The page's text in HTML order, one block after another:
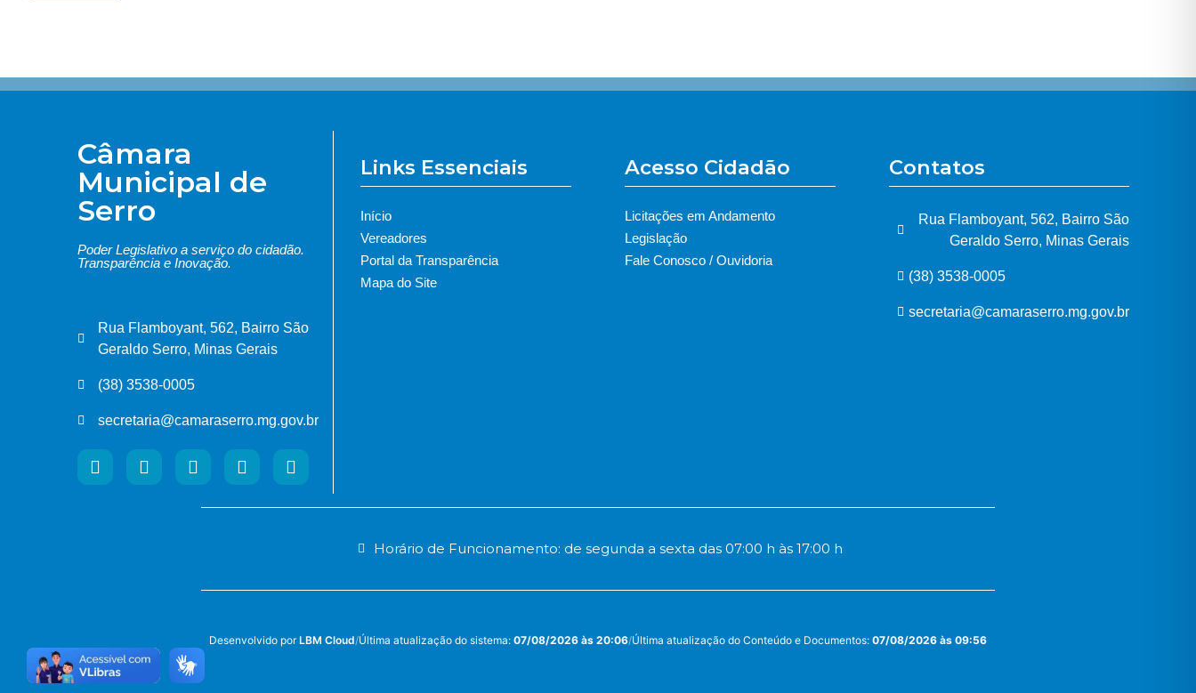
Câmara
Municipal de
Serro
Poder Legislativo a serviço do cidadão.
Transparência e Inovação.
Rua Flamboyant, 562, Bairro São
Geraldo Serro, Minas Gerais
(38) 3538-0005
secretaria@camaraserro.mg.gov.br
Links Essenciais
Início
Vereadores
Portal da Transparência
Mapa do Site
Acesso Cidadão
Licitações em Andamento
Legislação
Fale Conosco / Ouvidoria
Contatos
Rua Flamboyant, 562, Bairro São
Geraldo Serro, Minas Gerais
(38) 3538-0005
secretaria@camaraserro.mg.gov.br
Horário de Funcionamento: de segunda a sexta das 07:00 h às 17:00 h
Desenvolvido porLBM Cloud/Última atualização do sistema: 07/08/2026 às 20:06/Última atualização do Conteúdo e Documentos: 07/08/2026 às 09:56